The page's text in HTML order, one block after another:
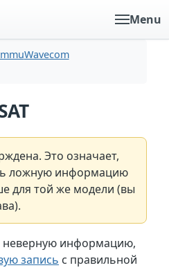
Menu
Wavecom
Это означает,
ложную информацию
для той же модели (вы
неверную информацию,
запись с правильной